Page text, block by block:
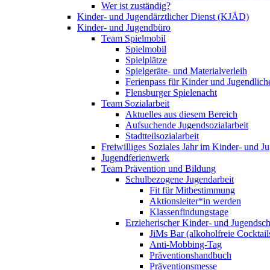
Wer ist zuständig?
Kinder- und Jugendärztlicher Dienst (KJÄD)
Kinder- und Jugendbüro
Team Spielmobil
Spielmobil
Spielplätze
Spielgeräte- und Materialverleih
Ferienpass für Kinder und
Flensburger Spielenacht
Team Sozialarbeit
Aktuelles aus diesem Bereich
Aufsuchende Jugendsozialarbeit
Stadtteilsozialarbeit
Freiwilliges Soziales Jahr im Kinder- und
Jugendferienwerk
Team Prävention und Bildung
Schulbezogene Jugendarbeit
Fit für Mitbestimmung
Aktionsleiter*in werden
Klassenfindungstage
Erzieherischer Kinder- und
JiMs Bar (alkoholfreie
Anti-Mobbing-Tag
Präventionshandbuch
Präventionsmesse